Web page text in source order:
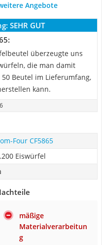
Angebote
SEHR GUT
überzeugte uns
die man damit
Beutel im Lieferumfang,
kann.
Four CF5865
Eiswürfel
mäßige
Materialverarbeitun
g